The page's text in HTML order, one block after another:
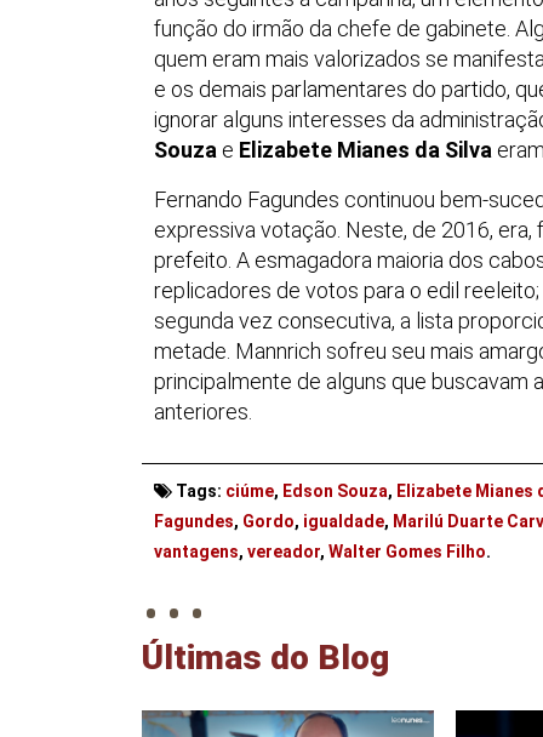
função do irmão da chefe de gabinete.
quem eram mais valorizados se
e os demais parlamentares do partido,
ignorar alguns interesses da
Souza e Elizabete Mianes da Silva
Fernando Fagundes continuou bem-
expressiva votação. Neste, de 2016,
prefeito. A esmagadora maioria dos
replicadores de votos para o edil
segunda vez consecutiva, a lista
metade. Mannrich sofreu seu mais
principalmente de alguns que buscavam
anteriores.
Tags: ciúme, Edson Souza, Elizabete Mianes
Fagundes, Gordo, igualdade, Marilú Duarte
vantagens, vereador, Walter Gomes Filho.
. . .
Últimas do Blog